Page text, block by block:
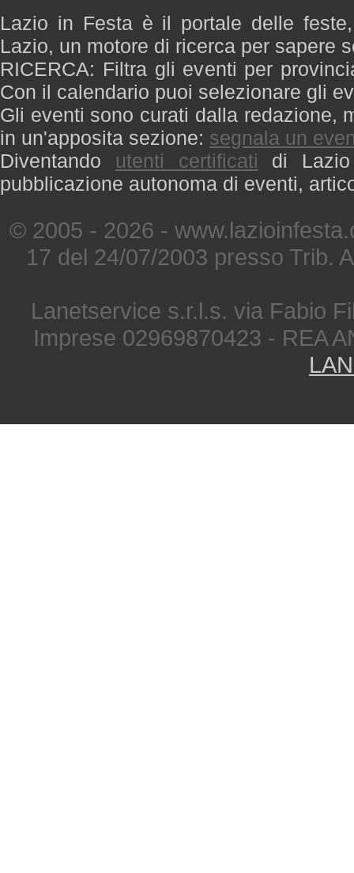
Lazio in Festa è il portale delle
Lazio, un motore di ricerca per sapere
RICERCA: Filtra gli eventi per
Con il calendario puoi selezionare gli
Gli eventi sono curati dalla redazione,
in un'apposita sezione: segnala un
Diventando utenti certificati di
pubblicazione autonoma di eventi,
© 2005 - 2026 -
17 del 24/07/2003 presso Trib.
Lanetservice s.r.l.s. via Fabio
Imprese 02969870423 - REA